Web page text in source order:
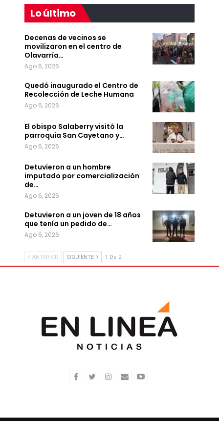
Lo último
Decenas de vecinos se
movilizaron en el centro de
Olavarría…
Ago 6, 2026
Quedó inaugurado el Centro de
Recolección de Leche Humana
Ago 6, 2026
El obispo Salaberry visitó la
parroquia San Cayetano y…
Ago 6, 2026
Detuvieron a un hombre
imputado por comercialización
de…
Ago 6, 2026
Detuvieron a un joven de 18 años
que tenía un pedido de…
Ago 6, 2026
ANTERIOR SIGUIENTE 1 De 2